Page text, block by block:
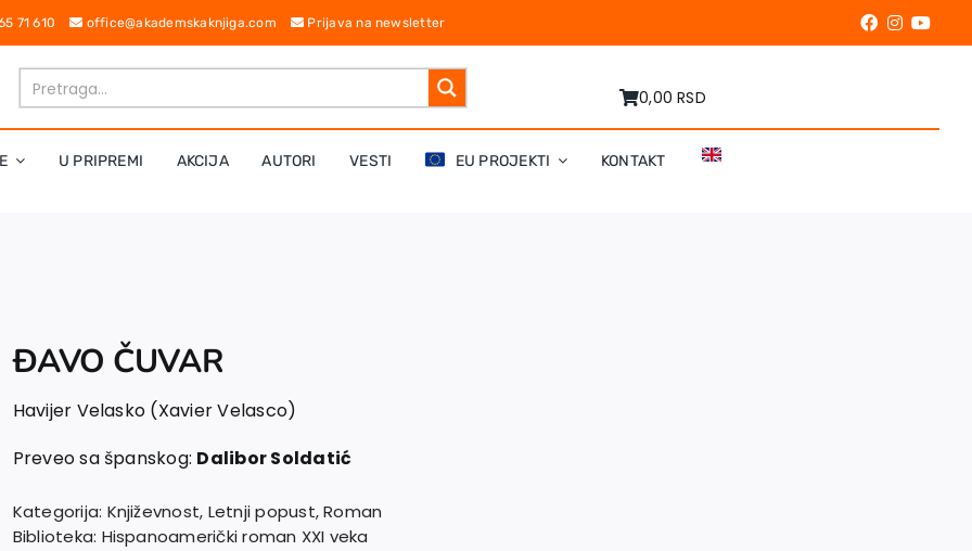
65 71 610 office@akademskaknjiga.com Prijava na newsletter
0,00 RSD
U PRIPREMI AKCIJA AUTORI VESTI EU PROJEKTI KONTAKT
ĐAVO ČUVAR
Havijer Velasko (Xavier Velasco)
Preveo sa španskog: Dalibor Soldatić
Kategorija: Književnost, Letnji popust,Roman
Biblioteka: Hispanoamerički roman XXI veka